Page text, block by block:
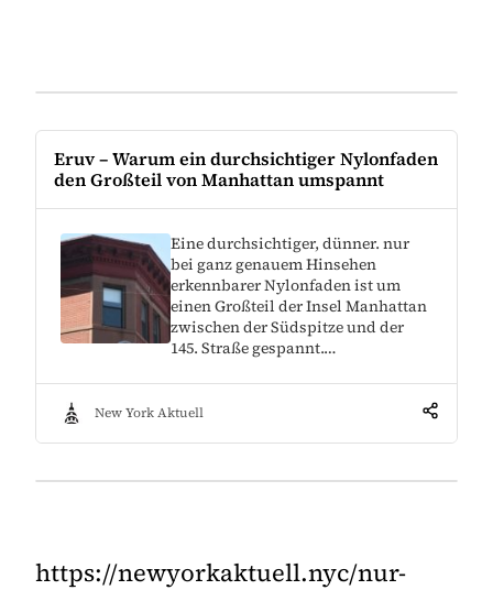
Eruv – Warum ein durchsichtiger Nylonfaden
den Großteil von Manhattan umspannt
Eine durchsichtiger, dünner. nur
bei ganz genauem Hinsehen
erkennbarer Nylonfaden ist um
einen Großteil der Insel Manhattan
zwischen der Südspitze und der
145. Straße gespannt.…
New York Aktuell
https://newyorkaktuell.nyc/nur-